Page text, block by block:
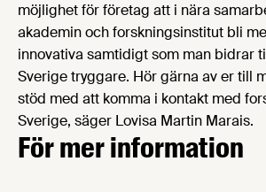
möjlighet för företag att i nära
akademin och forskningsinstitut bli
innovativa samtidigt som man bidrar
Sverige tryggare. Hör gärna av er till
stöd med att komma i kontakt med
Sverige, säger Lovisa Martin Marais.
För mer information